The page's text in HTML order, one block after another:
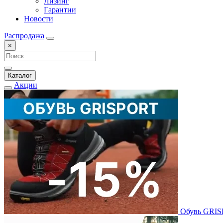
Гарантии
Новости
Распродажа
×
Каталог
Акции
Обувь